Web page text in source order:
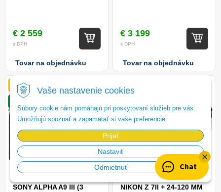
Vaše nastavenie cookies
Súbory cookie nám pomáhajú pri poskytovaní služieb pre vás.
Umožňujú spoznať a zapamätať si vaše preferencie.
Prijať
Nastaviť
Odmietnuť
€ 2 559
s DPH
Tovar na objednávku
€ 3 199
s DPH
Tovar na objednávku
Zľava 4%
SONY ALPHA A9 III (3 NIKON Z 7II + 24-120 MM
Chat